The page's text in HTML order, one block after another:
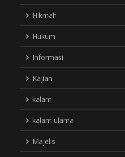
Hikmah
Hukum
Informasi
Kajian
kalam
kalam ulama
Majelis